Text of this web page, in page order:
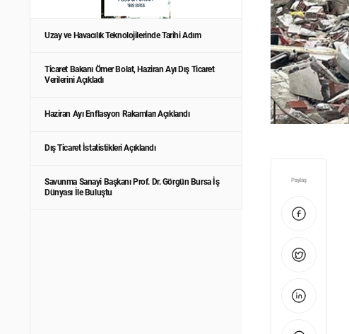
Uzay ve Havacılık Teknolojilerinde Tarihi Adım
Ticaret Bakanı Ömer Bolat, Haziran Ayı Dış Ticaret
Verilerini Açıkladı
Haziran Ayı Enflasyon Rakamları Açıklandı
Dış Ticaret İstatistikleri Açıklandı
Savunma Sanayi Başkanı Prof. Dr. Görgün Bursa İş
Dünyası İle Buluştu
Paylaş